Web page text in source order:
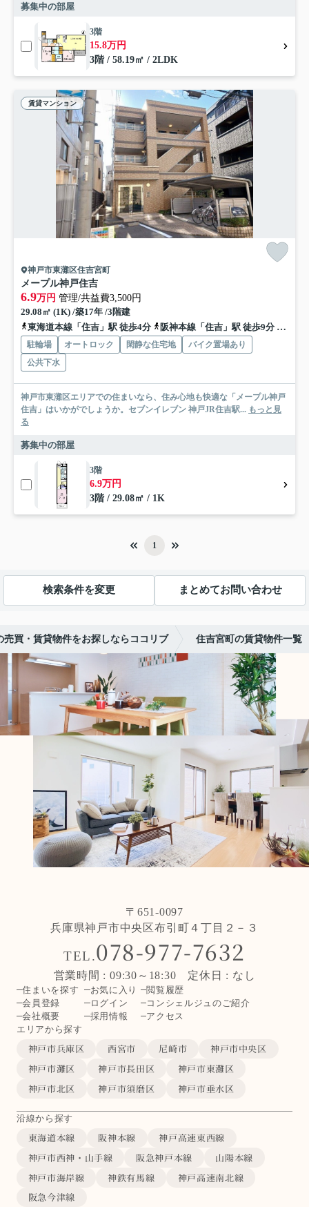
募集中の部屋
3階
15.8万円
3階 / 58.19㎡ / 2LDK
賃貸マンション
神戸市東灘区住吉宮町
メープル神戸住吉
6.9万円 管理/共益費3,500円
29.08㎡ (1K) /築17年 /3階建
東海道本線「住吉」駅 徒歩4分
阪神本線「住吉」駅 徒歩9分 阪急
駐輪場 オートロック 閑静な住宅地
バイク置場あり
公共下水
神戸市東灘区エリアでの住まいなら、住み心地も快適な「メープル神戸
住吉」はいかがでしょうか。セブンイレブン 神戸JR住吉駅... もっと見
る
募集中の部屋
3階
6.9万円
3階 / 29.08㎡ / 1K
1
検索条件を変更 まとめてお問い合わせ
売買・賃貸物件をお探しならココリブ 住吉宮町の賃貸物件一覧
〒651-0097
兵庫県神戸市中央区布引町４丁目２－３
TEL.078-977-7632
営業時間 : 09:30～18:30 定休日 : なし
住まいを探す お気に入り
閲覧履歴
会員登録
ログイン
コンシェルジュのご紹介
会社概要
採用情報
アクセス
エリアから探す
神戸市兵庫区 西宮市 尼崎市
神戸市中央区
神戸市灘区
神戸市長田区
神戸市東灘区
神戸市北区
神戸市須磨区 神戸市垂水区
沿線から探す
東海道本線 阪神本線
神戸高速東西線
神戸市西神・山手線
阪急神戸本線
山陽本線
神戸市海岸線
神鉄有馬線
神戸高速南北線
阪急今津線